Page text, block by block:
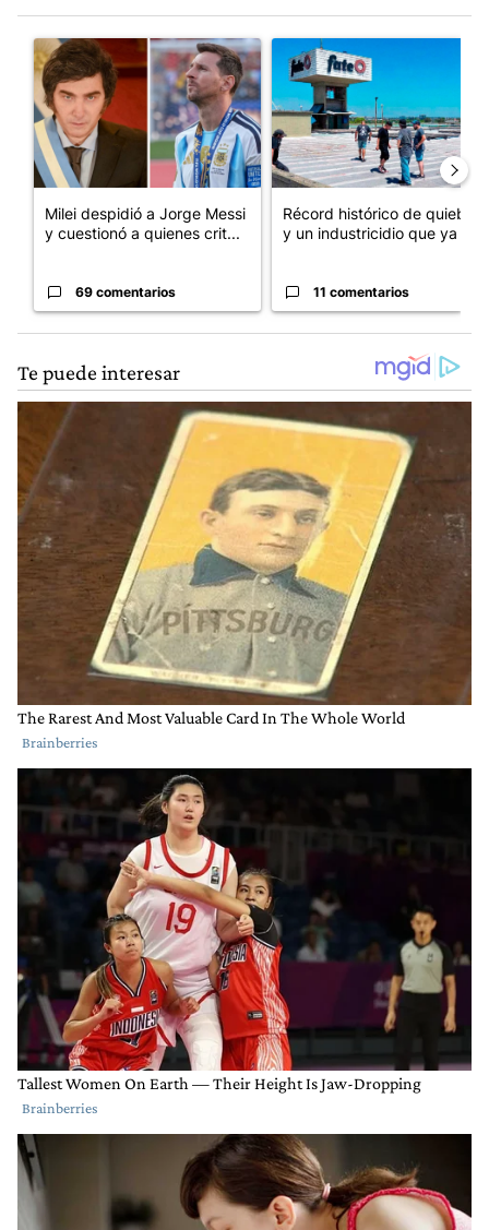
Un artículo de tendencia con el título "Milei despidió a Jorge
Milei despidió a Jorge Messi
y cuestionó a quienes crit...
69 comentarios
Un artículo de tendencia
Récord histórico de quiebras
y un industricidio que ya ...
11 comentarios